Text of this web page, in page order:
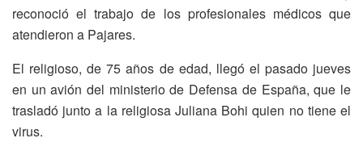
reconoció el trabajo de los profesionales médicos que
atendieron a Pajares.
El religioso, de 75 años de edad, llegó el pasado jueves
en un avión del ministerio de Defensa de España, que le
trasladó junto a la religiosa Juliana Bohi quien no tiene el
virus.